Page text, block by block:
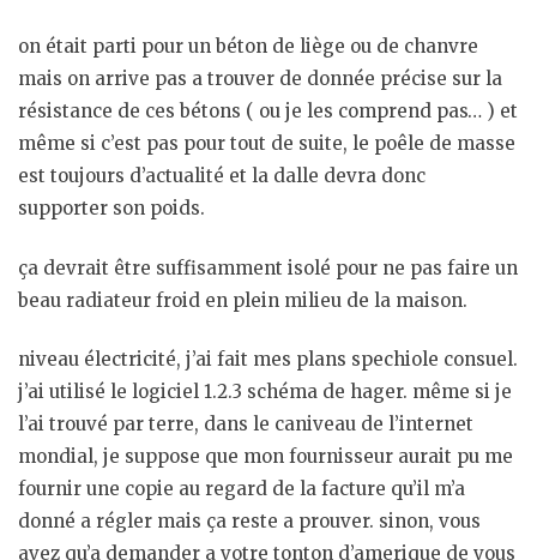
on était parti pour un béton de liège ou de chanvre
mais on arrive pas a trouver de donnée précise sur la
résistance de ces bétons ( ou je les comprend pas… ) et
même si c’est pas pour tout de suite, le poêle de masse
est toujours d’actualité et la dalle devra donc
supporter son poids.
ça devrait être suffisamment isolé pour ne pas faire un
beau radiateur froid en plein milieu de la maison.
niveau électricité, j’ai fait mes plans spechiole consuel.
j’ai utilisé le logiciel 1.2.3 schéma de hager. même si je
l’ai trouvé par terre, dans le caniveau de l’internet
mondial, je suppose que mon fournisseur aurait pu me
fournir une copie au regard de la facture qu’il m’a
donné a régler mais ça reste a prouver. sinon, vous
avez qu’a demander a votre tonton d’amerique de vous